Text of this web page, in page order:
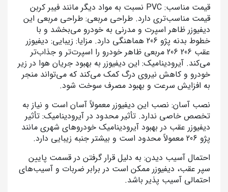
قیمت مناسب: PVC نسبت به مواد دیگر مانند فیبر کربن
قیمت مناسب‌تری دارد. طراحی مربعی: طراحی مربعی این
دیفیوزر ظاهر اسپرت و مدرنی به خودرو می‌بخشد و با
خطوط بدنه پژو 206 هماهنگی دارد. مزایا: زیبایی: دیفیوزر
عقب 206 206 مربعی ظاهر خودرو را اسپرت‌تر و جذاب‌تر
می‌کند. آیرودینامیک: این دیفیوزر به بهبود جریان هوا در زیر
خودرو و کاهش نیروی درگ کمک می‌کند که می‌تواند منجر
به افزایش سرعت و بهبود مصرف سوخت شود.
نصب آسان: نصب این دیفیوزر معمولاً آسان است و نیاز به
تخصص خاصی ندارد. تأثیر محدود در آیرودینامیک: تأثیر
دیفیوزر عقب در بهبود آیرودینامیک خودروهای شهری مانند
پژو 206 معمولاً محدود است و بیشتر جنبه زیبایی دارد.
احتمال آسیب دیدن: به دلیل قرار گرفتن در قسمت پایین
سپر عقب، دیفیوزر ممکن است در برابر ضربات و آسیب‌های
احتمالی آسیب پذیر باشد.